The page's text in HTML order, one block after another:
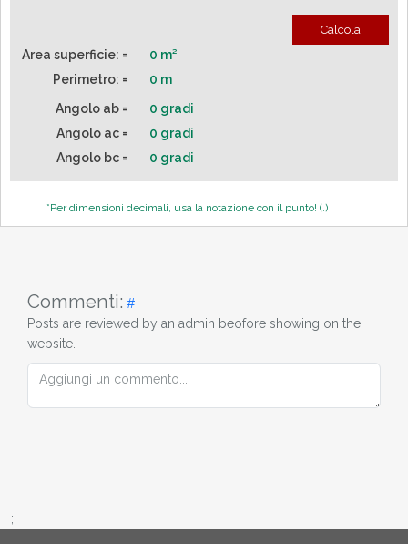
Calcola
Area superficie: = 0 m²
Perimetro: =
0 m
Angolo ab =
0 gradi
Angolo ac =
0 gradi
Angolo bc =
0 gradi
*Per dimensioni decimali, usa la notazione con il punto! (.)
Commenti: #
Posts are reviewed by an admin beofore showing on the
website.
;